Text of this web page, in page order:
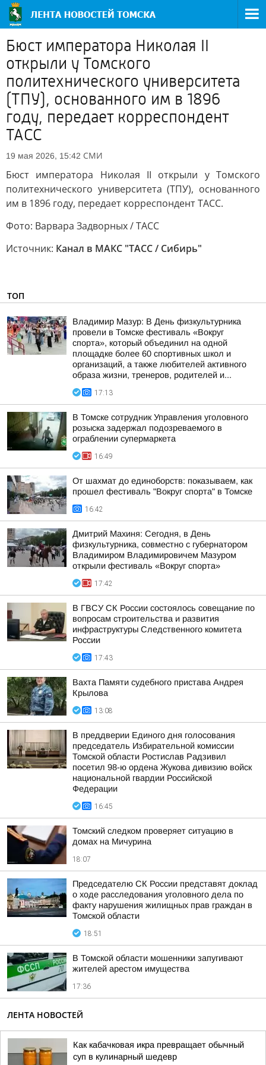
Бюст императора Николая II
открыли у Томского
политехнического университета
(ТПУ), основанного им в 1896
году, передает корреспондент
ТАСС
19 мая 2026, 15:42 СМИ
Бюст императора Николая II открыли у Томского
политехнического университета (ТПУ), основанного
им в 1896 году, передает корреспондент ТАСС.
Фото: Варвара Задворных / ТАСС
Источник: Канал в МАКС "ТАСС / Сибирь"
ТОП
Владимир Мазур: В День физкультурника
провели в Томске фестиваль «Вокруг
спорта», который объединил на одной
площадке более 60 спортивных школ и
организаций, а также любителей активного
образа жизни, тренеров, родителей и...
17:13
В Томске сотрудник Управления уголовного
розыска задержал подозреваемого в
ограблении супермаркета
16:49
От шахмат до единоборств: показываем, как
прошел фестиваль "Вокруг спорта" в Томске
16:42
Дмитрий Махиня: Сегодня, в День
физкультурника, совместно с губернатором
Владимиром Владимировичем Мазуром
открыли фестиваль «Вокруг спорта»
17:42
В ГВСУ СК России состоялось совещание по
вопросам строительства и развития
инфраструктуры Следственного комитета
России
17:43
Вахта Памяти судебного пристава Андрея
Крылова
13:08
В преддверии Единого дня голосования
председатель Избирательной комиссии
Томской области Ростислав Радзивил
посетил 98-ю ордена Жукова дивизию войск
национальной гвардии Российской
Федерации
16:45
Томский следком проверяет ситуацию в
домах на Мичурина
18:07
Председателю СК России представят доклад
о ходе расследования уголовного дела по
факту нарушения жилищных прав граждан в
Томской области
18:51
В Томской области мошенники запугивают
жителей арестом имущества
17:36
ЛЕНТА НОВОСТЕЙ
Как кабачковая икра превращает обычный
суп в кулинарный шедевр